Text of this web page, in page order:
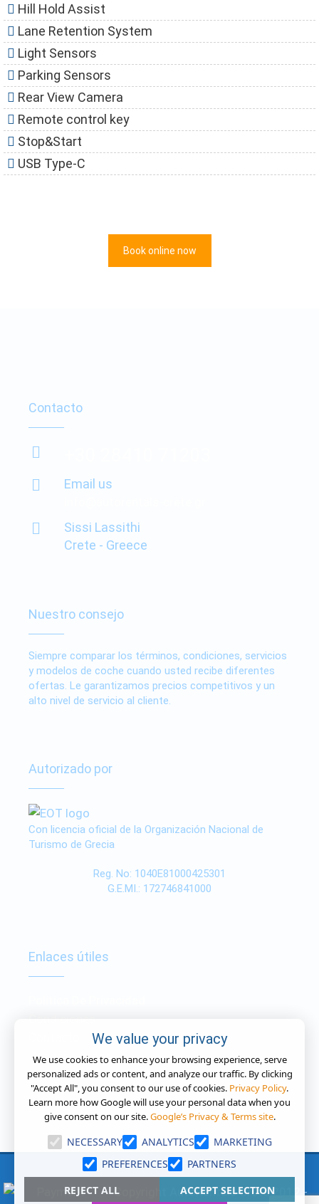
Hill Hold Assist
Lane Retention System
Light Sensors
Parking Sensors
Rear View Camera
Remote control key
Stop&Start
USB Type-C
Book online now
Contacto
Email us
Sissi Lassithi
Crete - Greece
Nuestro consejo
Siempre comparar los términos, condiciones, servicios
y modelos de coche cuando usted recibe diferentes
ofertas. Le garantizamos precios competitivos y un
alto nivel de servicio al cliente.
Autorizado por
Con licencia oficial de la Organización Nacional de
Turismo de Grecia
Reg. No: 1040E81000425301
G.E.MI.: 172746841000
Enlaces útiles
Coches usados
Copyright AutoRentals Crete 2012 -
We value your privacy
We use cookies to enhance your browsing experience, serve
personalized ads or content, and analyze our traffic. By clicking
"Accept All", you consent to our use of cookies. Privacy Policy.
Learn more how Google will use your personal data when you
give consent on our site.Google’s Privacy & Terms site.
NECESSARY ANALYTICS
MARKETING
PREFERENCES
PARTNERS
REJECT ALL
ACCEPT SELECTION